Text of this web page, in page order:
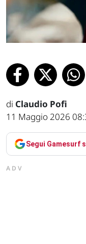
di Claudio Pofi
11 Maggio 2026
Segui Gamesurf
ADV